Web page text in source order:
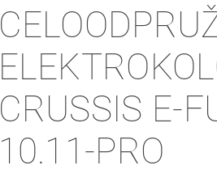
CRUSSIS E-
10.11-PRO